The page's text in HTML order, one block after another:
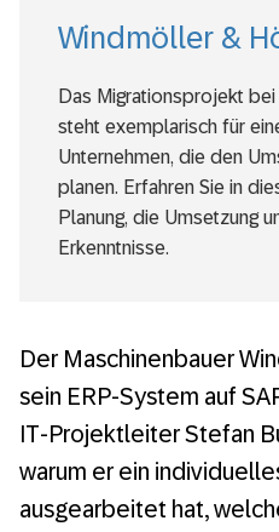
Windmöller &
Das Migrationsprojekt
steht exemplarisch für
Unternehmen, die den
planen. Erfahren Sie in
Planung, die Umsetzung
Erkenntnisse.
Umstieg auf SAP S/
Hölscher: Das Projekt
Umstieg auf SAP S/
Hölscher: Planung
Der Maschinenbauer
sein ERP-System auf
IT-Projektleiter Stefan
warum er ein
ausgearbeitet hat,